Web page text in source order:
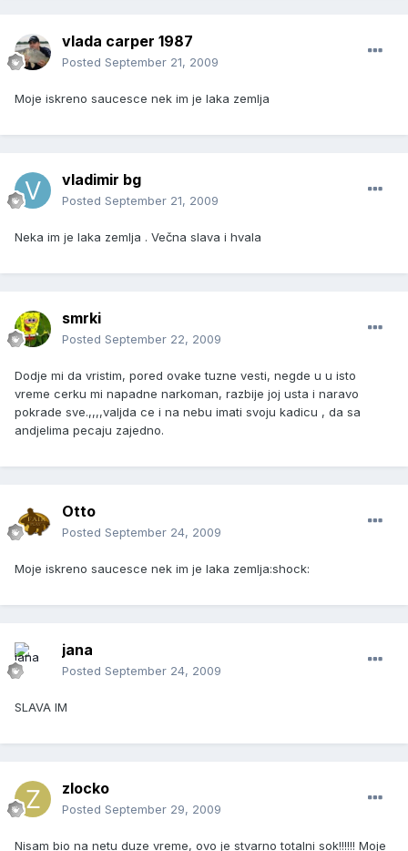
vlada carper 1987
Posted September 21, 2009
Moje iskreno saucesce nek im je laka zemlja
vladimir bg
Posted September 21, 2009
Neka im je laka zemlja . Večna slava i hvala
smrki
Posted September 22, 2009
Dodje mi da vristim, pored ovake tuzne vesti, negde u u isto
vreme cerku mi napadne narkoman, razbije joj usta i naravo
pokrade sve.,,,,valjda ce i na nebu imati svoju kadicu , da sa
andjelima pecaju zajedno.
Otto
Posted September 24, 2009
Moje iskreno saucesce nek im je laka zemlja:shock:
jana
Posted September 24, 2009
SLAVA IM
zlocko
Posted September 29, 2009
Nisam bio na netu duze vreme, ovo je stvarno totalni sok!!!!!! Moje